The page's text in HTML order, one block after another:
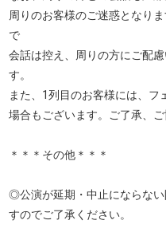
周りのお客様のご迷惑となり
で
会話は控え、周りの方にご配
す。
また、1列目のお客様には、フ
場合もございます。ご了承、
＊＊＊その他＊＊＊
◎公演が延期・中止にならな
すのでご了承ください。